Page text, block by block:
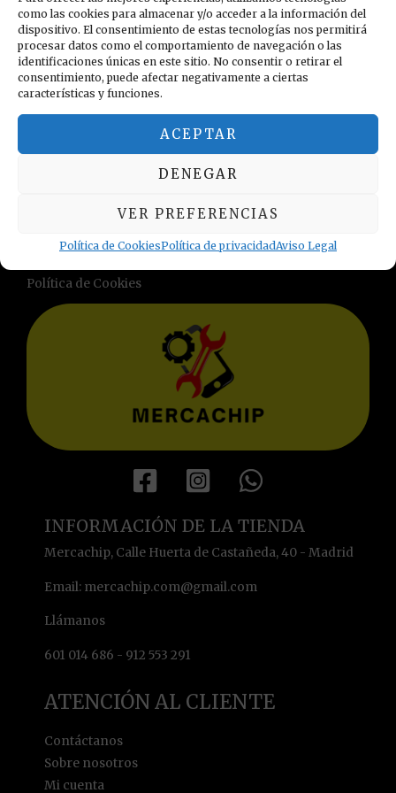
como las cookies para almacenar y/o acceder a la información del
dispositivo. El consentimiento de estas tecnologías nos permitirá
procesar datos como el comportamiento de navegación o las
identificaciones únicas en este sitio. No consentir o retirar el
consentimiento, puede afectar negativamente a ciertas
características y funciones.
ACEPTAR
DENEGAR
VER PREFERENCIAS
Política de CookiesPolítica de privacidadAviso Legal
deseos
INFORMACIÓN LEGAL
Política de privacidad
Términos y condiciones
Política de Cookies
INFORMACIÓN DE LA TIENDA
Mercachip, Calle Huerta de Castañeda, 40 - Madrid
Email: mercachip.com@gmail.com
Llámanos
601 014 686 - 912 553 291
ATENCIÓN AL CLIENTE
Contáctanos
Sobre nosotros
Mi cuenta